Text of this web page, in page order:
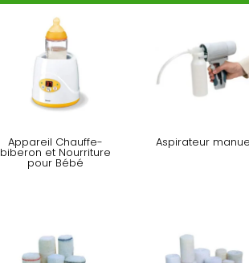
Appareil Chauffe-
biberon et Nourriture
pour Bébé
Aspirateur